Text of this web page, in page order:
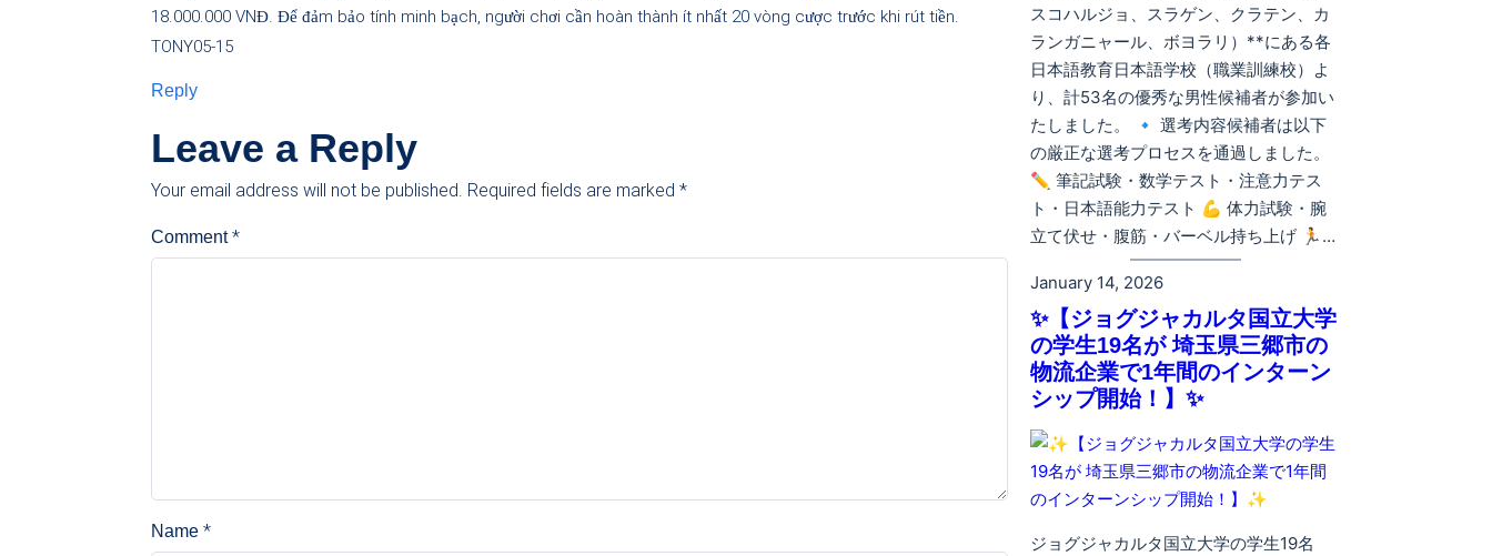
18.000.000 VNĐ. Để đảm bảo tính minh bạch, người chơi cần hoàn thành ít nhất 20 vòng cược trước khi rút tiền.
TONY05-15
Reply
Leave a Reply
Your email address will not be published. Required fields are marked *
Comment*
Name *
スコハルジョ、スラゲン、クラテン、カ
ランガニャール、ボヨラリ）**にある各
日本語教育日本語学校（職業訓練校）よ
り、計53名の優秀な男性候補者が参加い
たしました。 🔹 選考内容候補者は以下
の厳正な選考プロセスを通過しました。
✏️ 筆記試験・数学テスト・注意力テス
ト・日本語能力テスト 💪 体力試験・腕
立て伏せ・腹筋・バーベル持ち上げ 🏃…
January 14, 2026
✨【ジョグジャカルタ国立大学
の学生19名が 埼玉県三郷市の
物流企業で1年間のインターン
シップ開始！】✨
ジョグジャカルタ国立大学の学生19名